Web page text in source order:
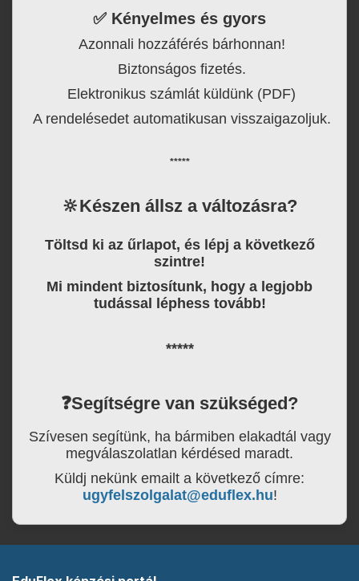
✅ Kényelmes és gyors
Azonnali hozzáférés bárhonnan!
Biztonságos fizetés.
Elektronikus számlát küldünk (PDF)
A rendelésedet automatikusan visszaigazoljuk.
*****
🔆Készen állsz a változásra?
Töltsd ki az űrlapot, és lépj a következő
szintre!
Mi mindent biztosítunk, hogy a legjobb
tudással léphess tovább!
*****
❓Segítségre van szükséged?
Szívesen segítünk, ha bármiben elakadtál vagy
megválaszolatlan kérdésed maradt.
Küldj nekünk emailt a következő címre:
ugyfelszolgalat@eduflex.hu!